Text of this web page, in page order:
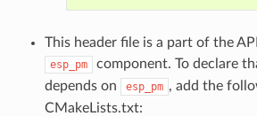
This header file is a part of the
esp_pm
component. To declare
depends on
esp_pm , add the
CMakeLists.txt: